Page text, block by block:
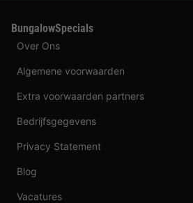
BungalowSpecials
Over Ons
Algemene voorwaarden
Extra voorwaarden partners
Bedrijfsgegevens
Privacy Statement
Blog
Vacatures